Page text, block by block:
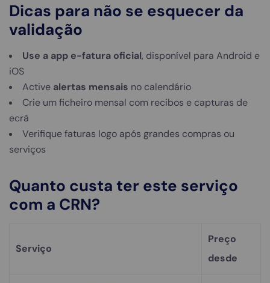
Dicas para não se esquecer da
validação
Use a app e-fatura oficial, disponível para Android e
iOS
Active alertas mensais no calendário
Crie um ficheiro mensal com recibos e capturas de
ecrã
Verifique faturas logo após grandes compras ou
serviços
Quanto custa ter este serviço
com a CRN?
Serviço
Preço
desde